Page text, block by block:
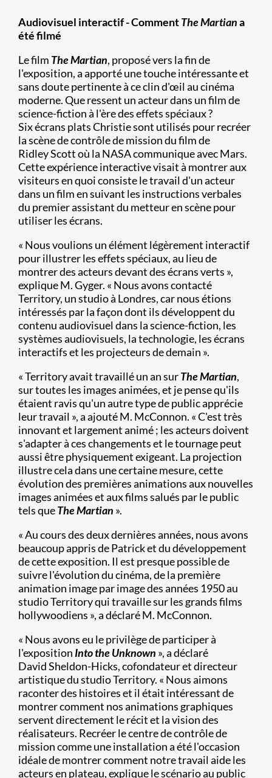
Audiovisuel interactif - CommentThe Martiana
été filmé
Le film The Martian, proposé vers la fin de
l'exposition, a apporté une touche intéressante et
sans doute pertinente à ce clin d'œil au cinéma
moderne. Que ressent un acteur dans un film de
science-fiction à l'ère des effets spéciaux ?
Six écrans plats Christie sont utilisés pour recréer
la scène de contrôle de mission du film de
Ridley Scott où la NASA communique avec Mars.
Cette expérience interactive visait à montrer aux
visiteurs en quoi consiste le travail d'un acteur
dans un film en suivant les instructions verbales
du premier assistant du metteur en scène pour
utiliser les écrans.
« Nous voulions un élément légèrement interactif
pour illustrer les effets spéciaux, au lieu de
montrer des acteurs devant des écrans verts »,
explique M. Gyger. « Nous avons contacté
Territory, un studio à Londres, car nous étions
intéressés par la façon dont ils développent du
contenu audiovisuel dans la science-fiction, les
systèmes audiovisuels, la technologie, les écrans
interactifs et les projecteurs de demain ».
« Territory avait travaillé un an surThe Martian,
sur toutes les images animées, et je pense qu'ils
étaient ravis qu'un autre type de public apprécie
leur travail », a ajouté M. McConnon. « C'est très
innovant et largement animé ; les acteurs doivent
s'adapter à ces changements et le tournage peut
aussi être physiquement exigeant. La projection
illustre cela dans une certaine mesure, cette
évolution des premières animations aux nouvelles
images animées et aux films salués par le public
tels queThe Martian ».
« Au cours des deux dernières années, nous avons
beaucoup appris de Patrick et du développement
de cette exposition. Il est presque possible de
suivre l'évolution du cinéma, de la première
animation image par image des années 1950 au
studio Territory qui travaille sur les grands films
hollywoodiens », a déclaré M. McConnon.
« Nous avons eu le privilège de participer à
l'exposition Into the Unknown », a déclaré
David Sheldon-Hicks, cofondateur et directeur
artistique du studio Territory. « Nous aimons
raconter des histoires et il était intéressant de
montrer comment nos animations graphiques
servent directement le récit et la vision des
réalisateurs. Recréer le centre de contrôle de
mission comme une installation a été l'occasion
idéale de montrer comment notre travail aide les
acteurs en plateau, explique le scénario au public